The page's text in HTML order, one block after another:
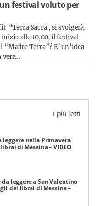
un festival voluto per
“Terra Sacra , si svolgerà,
inizio alle 10,00, il festival
Terra”? E’ un’idea
vera…
I più letti
leggere nella Primavera
di Messina – VIDEO
leggere a San Valentino
dei librai di Messina –